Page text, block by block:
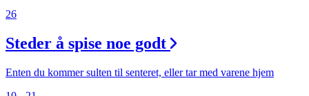
Åpningstider
Praktisk informasjon
26
Steder å spise noe godt
Enten du kommer sulten til senteret, eller tar med varene hjem